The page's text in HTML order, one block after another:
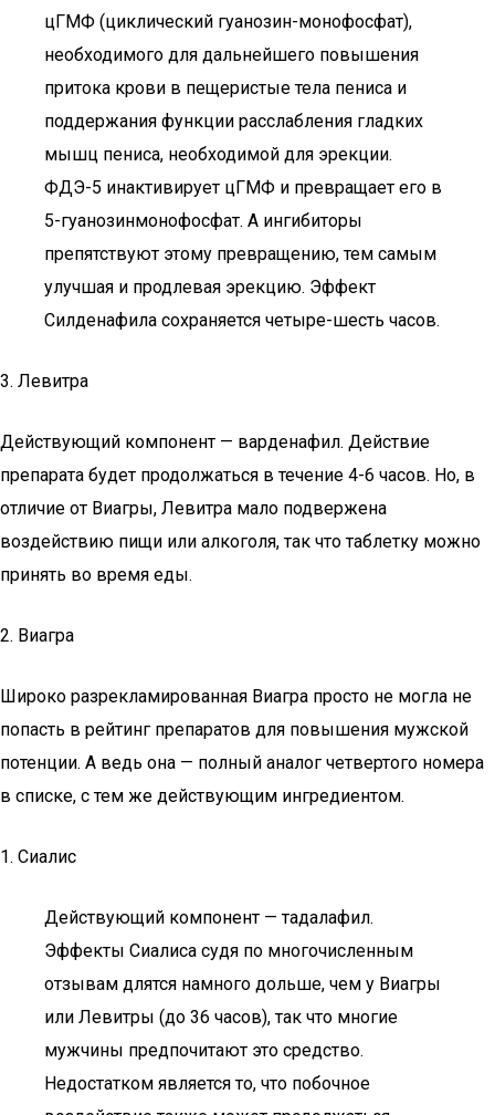
цГМФ (циклический гуанозин-монофосфат),
необходимого для дальнейшего повышения
притока крови в пещеристые тела пениса и
поддержания функции расслабления гладких
мышц пениса, необходимой для эрекции.
ФДЭ-5 инактивирует цГМФ и превращает его в
5-гуанозинмонофосфат. А ингибиторы
препятствуют этому превращению, тем самым
улучшая и продлевая эрекцию. Эффект
Силденафила сохраняется четыре-шесть часов.
3. Левитра
Действующий компонент — варденафил. Действие
препарата будет продолжаться в течение 4-6 часов. Но, в
отличие от Виагры, Левитра мало подвержена
воздействию пищи или алкоголя, так что таблетку можно
принять во время еды.
2. Виагра
Широко разрекламированная Виагра просто не могла не
попасть в рейтинг препаратов для повышения мужской
потенции. А ведь она — полный аналог четвертого номера
в списке, с тем же действующим ингредиентом.
1. Сиалис
Действующий компонент — тадалафил.
Эффекты Сиалиса судя по многочисленным
отзывам длятся намного дольше, чем у Виагры
или Левитры (до 36 часов), так что многие
мужчины предпочитают это средство.
Недостатком является то, что побочное